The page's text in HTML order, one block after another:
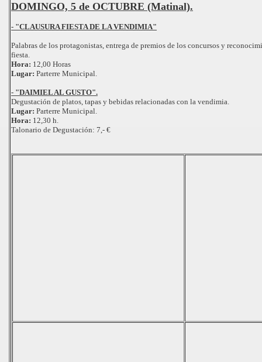
DOMINGO, 5 de OCTUBRE (Matinal).
- "CLAUSURA FIESTA DE LA VENDIMIA"
Palabras de los protagonistas, entrega de premios de los concursos y
fiesta.
Hora: 12,00 Horas
Lugar: Parterre Municipal.
- "DAIMIEL AL GUSTO".
Degustación de platos, tapas y bebidas relacionadas con la vendimia.
Lugar: Parterre Municipal.
Hora: 12,30 h.
Talonario de Degustación: 7,- €